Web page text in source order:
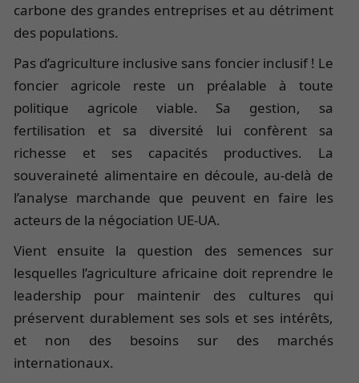
carbone des grandes entreprises et au détriment
des populations.
Pas d’agriculture inclusive sans foncier inclusif ! Le
foncier agricole reste un préalable à toute
politique agricole viable. Sa gestion, sa
fertilisation et sa diversité lui confèrent sa
richesse et ses capacités productives. La
souveraineté alimentaire en découle, au-delà de
l’analyse marchande que peuvent en faire les
acteurs de la négociation UE-UA.
Vient ensuite la question des semences sur
lesquelles l’agriculture africaine doit reprendre le
leadership pour maintenir des cultures qui
préservent durablement ses sols et ses intérêts,
et non des besoins sur des marchés
internationaux.